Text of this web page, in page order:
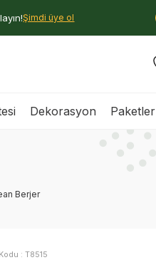
Şimdi üye ol
Dekorasyon Paketler
Berjer
:T8515